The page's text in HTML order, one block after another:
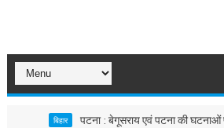
पटना : बेगूसराय एवं पटना की घटनाओं पर